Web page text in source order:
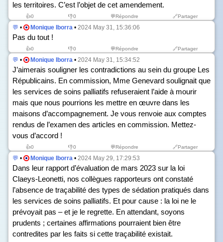
les territoires. C’est l’objet de cet amendement.
👍0 👎0 💬Répondre 🔗Partager
💬 • Monique Iborra • 2024 May 31, 15:36:06
Pas du tout !
👍0 👎0 💬Répondre 🔗Partager
💬 • Monique Iborra • 2024 May 31, 15:34:52
J’aimerais souligner les contradictions au sein du groupe Les
Républicains. En commission, Mme Genevard soulignait que
les services de soins palliatifs refuseraient l’aide à mourir
mais que nous pourrions les mettre en œuvre dans les
maisons d’accompagnement. Je vous renvoie aux comptes
rendus de l’examen des articles en commission. Mettez-
vous d’accord !
👍0 👎0 💬Répondre 🔗Partager
💬 • Monique Iborra • 2024 May 29, 17:29:53
Dans leur rapport d’évaluation de mars 2023 sur la loi
Claeys-Leonetti, nos collègues rapporteurs ont constaté
l’absence de traçabilité des types de sédation pratiqués dans
les services de soins palliatifs. Et pour cause : la loi ne le
prévoyait pas – et je le regrette. En attendant, soyons
prudents ; certaines affirmations pourraient bien être
contredites par les faits si cette traçabilité existait.